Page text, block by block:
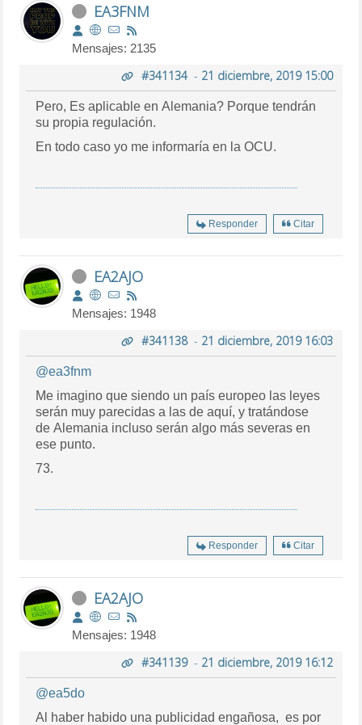
EA3FNM
Mensajes: 2135
#341134- 21 diciembre, 2019 15:00
Pero, Es aplicable en Alemania? Porque tendrán
su propia regulación.
En todo caso yo me informaría en la OCU.
Responder Citar
EA2AJO
Mensajes: 1948
#341138- 21 diciembre, 2019 16:03
@ea3fnm
Me imagino que siendo un país europeo las leyes
serán muy parecidas a las de aquí, y tratándose
de Alemania incluso serán algo más severas en
ese punto.
73.
Responder Citar
EA2AJO
Mensajes: 1948
#341139- 21 diciembre, 2019 16:12
@ea5do
Al haber habido una publicidad engañosa, es por